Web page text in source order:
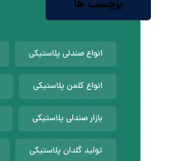
برچسب ها
انواع صندلی پلاستیکی
انواع کلمن پلاستیکی
بازار صندلی پلاستیکی
تولید گلدان پلاستیکی